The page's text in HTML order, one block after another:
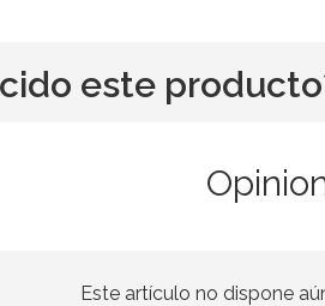
este
Este artículo no dispone